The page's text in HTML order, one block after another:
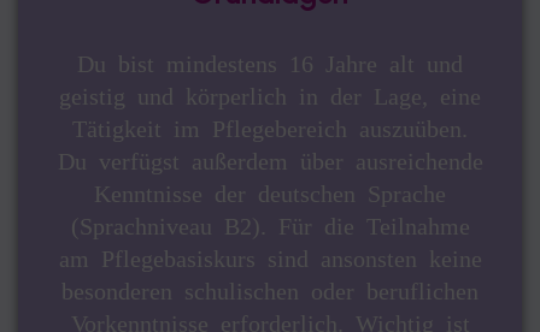
Du bist mindestens 16 Jahre alt und
geistig und körperlich in der Lage, eine
Tätigkeit im Pflegebereich auszuüben.
Du verfügst außerdem über ausreichende
Kenntnisse der deutschen Sprache
(Sprachniveau B2). Für die Teilnahme
am Pflegebasiskurs sind ansonsten keine
besonderen schulischen oder beruflichen
Vorkenntnisse erforderlich. Wichtig ist